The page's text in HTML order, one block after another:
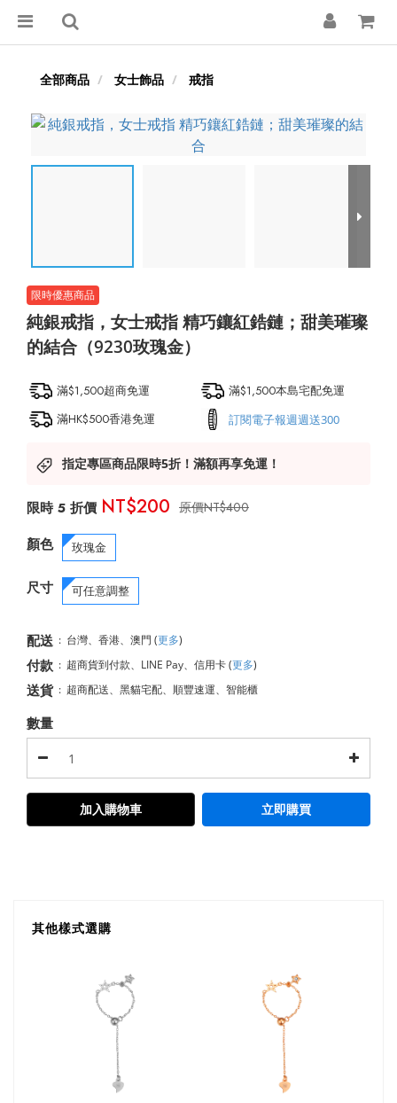
全部商品 女士飾品 戒指
純銀戒指，女士戒指 精巧鑲紅鋯鏈；甜美璀璨
的結合（9230玫瑰金）
滿$1,500超商免運
滿$1,500本島宅配免運
滿HK$500香港免運
訂閱電子報週週送300
指定專區商品限時5折！滿額再享免運！
NT$400
NT$200
顏色 玫瑰金
尺寸 可任意調整
配送 : 台灣、香港、澳門 (更多)
付款 : 超商貨到付款、LINE Pay、信用卡(更多)
送貨 : 超商配送、黑貓宅配、順豐速運、智能櫃
數量
加入購物車 立即購買
其他樣式選購